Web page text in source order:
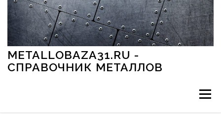
Перейти к содержимому
METALLOBAZA31.RU -
СПРАВОЧНИК МЕТАЛЛОВ
Меню